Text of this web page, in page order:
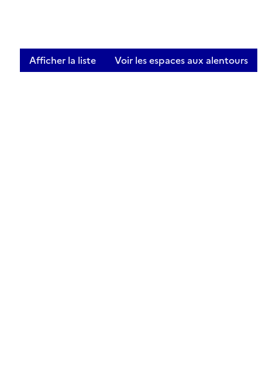
Afficher la liste Voir les espaces aux alentours